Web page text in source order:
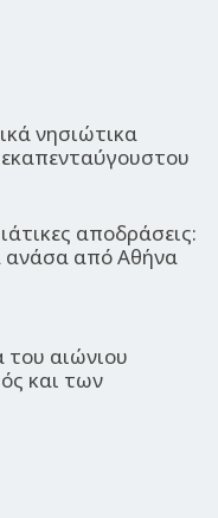
νησιώτικα
αποδράσεις:
ανάσα από Αθήνα
του αιώνιου
και των